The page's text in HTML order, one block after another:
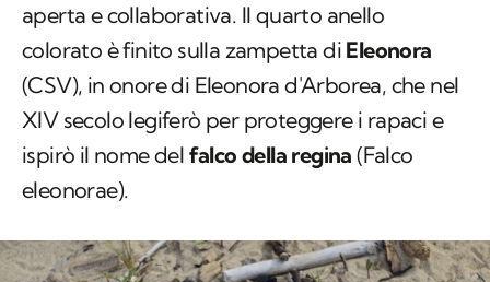
aperta e collaborativa. Il quarto anello
colorato è finito sulla zampetta di Eleonora
(CSV), in onore di Eleonora d'Arborea, che nel
XIV secolo legiferò per proteggere i rapaci e
ispirò il nome del falco della regina (Falco
eleonorae).